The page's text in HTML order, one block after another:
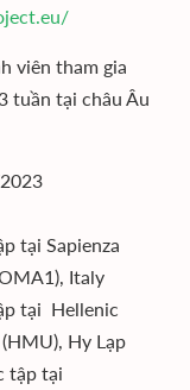
viên tham gia
tuần tại châu Âu
tại Sapienza
Italy
tại Hellenic
Hy Lạp
tập tại